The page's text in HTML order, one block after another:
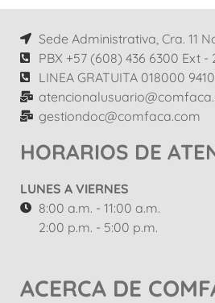
Sede Administrativa, Cra. 11
PBX +57 (608) 436 6300 Ext -
LINEA GRATUITA 018000
gestiondoc@comfaca.com
HORARIOS DE
LUNES A VIERNES
8:00 a.m. - 11:00 a.m.
2:00 p.m. - 5:00 p.m.
ACERCA DE